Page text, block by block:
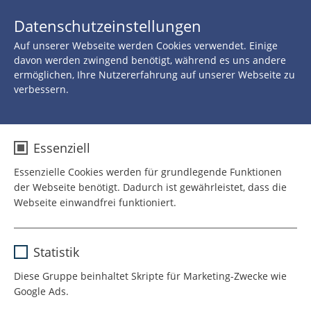
26.JULI 2022
Diese Seite teilen auf:
Gesundheitsministerin
Nonnemacher besucht
Visite der ROTE NASEN
Datenschutzeinstellungen
Auf unserer Webseite werden Cookies verwendet. Einige
davon werden zwingend benötigt, während es uns andere
ermöglichen, Ihre Nutzererfahrung auf unserer Webseite zu
verbessern.
Essenziell
Essenzielle Cookies werden für grundlegende Funktionen
der Webseite benötigt. Dadurch ist gewährleistet, dass die
Webseite einwandfrei funktioniert.
Laufzeit
Statistik
Diese Gruppe beinhaltet Skripte für Marketing-Zwecke wie
Google Ads.